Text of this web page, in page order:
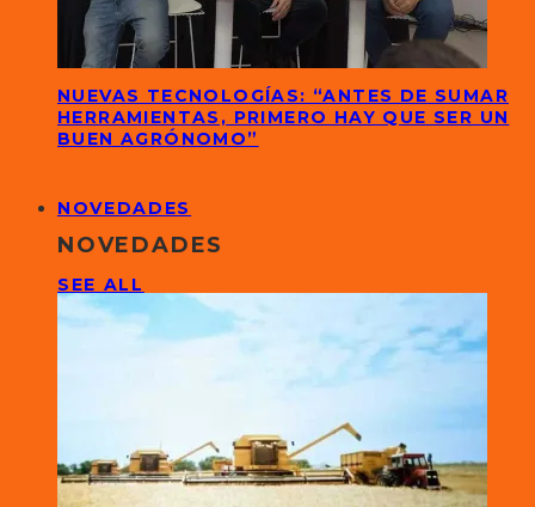
NUEVAS TECNOLOGÍAS: “ANTES DE SUMAR
HERRAMIENTAS, PRIMERO HAY QUE SER UN
BUEN AGRÓNOMO”
NOVEDADES
NOVEDADES
SEE ALL